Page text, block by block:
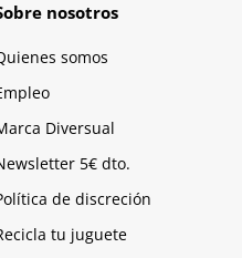
nosotros
somos
Diversual
5€ dto.
de discreción
tu juguete